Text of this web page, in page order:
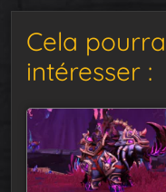
Cela
intéresser :